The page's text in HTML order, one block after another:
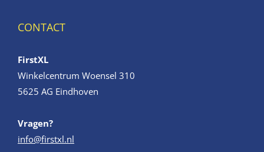
CONTACT
FirstXL
Winkelcentrum Woensel 310
5625 AG Eindhoven
Vragen?
info@firstxl.nl